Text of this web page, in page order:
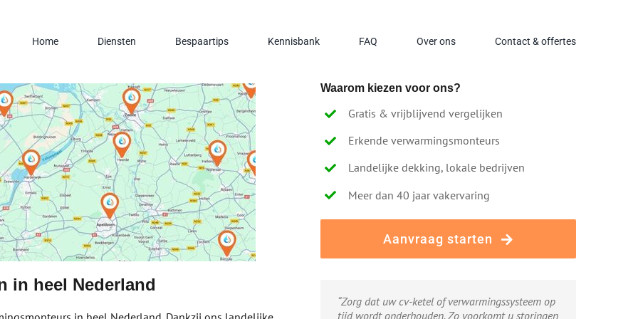
Home Diensten Bespaartips Kennisbank FAQ Over ons Contact & offertes
in heel Nederland
Waarom kiezen voor ons?
Gratis & vrijblijvend vergelijken
Erkende verwarmingsmonteurs
Landelijke dekking, lokale bedrijven
Meer dan 40 jaar vakervaring
Aanvraag starten
“Zorg dat uw cv-ketel of verwarmingssysteem op
tijd wordt onderhouden. Zo voorkomt u storingen